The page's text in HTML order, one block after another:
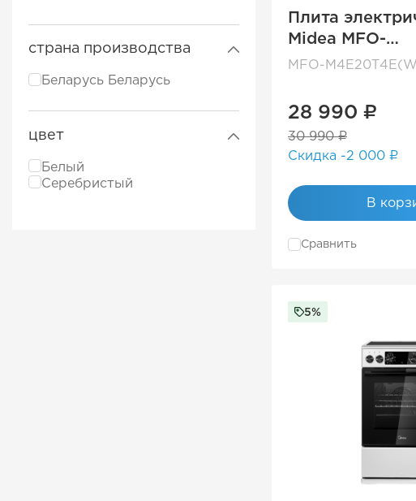
страна производства
Беларусь Беларусь
цвет
Белый
Серебристый
Плита
Midea MFO-
MFO-
28 990 ₽
30 990 ₽
Скидка -2 000 ₽
В
Сравнить
5%